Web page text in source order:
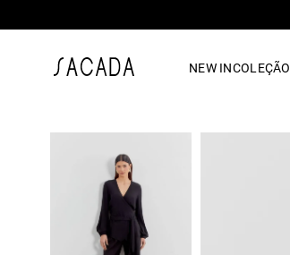
NEW INCOLEÇÃO
vestido midi